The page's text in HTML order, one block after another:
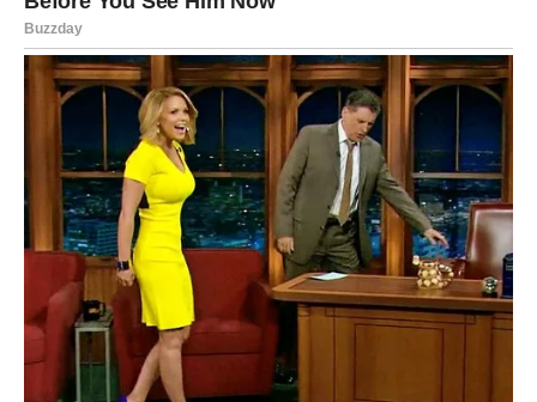
namaza. U ovom receptu korišćene su linolada i džem
od šumskog voća, što kolačima daje dodatnu punoću
ukusa. Jedan kolačić se premaže nadevom, a drugi se
stavi preko njega poput poklopca. Tako dobijate
slojevite, slatke sendviče koji tope u ustima.
S obzirom na to da se od ove količine sastojaka dobije
oko 100 kolačića, recept se može lako prepoloviti ako
vam nije potrebna tolika količina. Ali verujte – kada ih
jednom probate, poželećete da ih napravite ponovo i u
istoj, ako ne i većoj količini.Bakini kolačići su primer
tradicionalnog recepta koji nikada ne izlazi iz mode –
jednostavan, ukusan i sa puno ljubavi pripremljen.